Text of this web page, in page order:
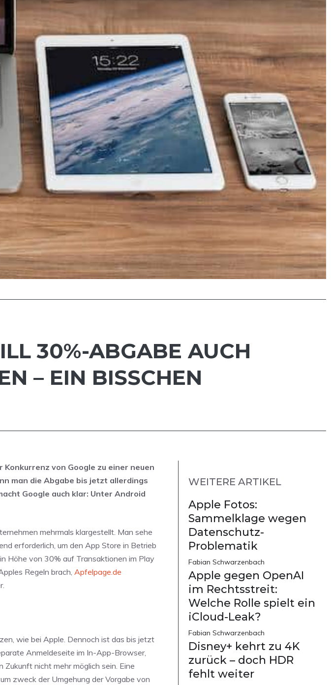
30%-ABGABE AUCH
– EIN BISSCHEN
von Google zu einer neuen
man die Abgabe bis jetzt allerdings
Google auch klar: Unter Android
mehrmals klargestellt. Man sehe
erforderlich, um den App Store in Betrieb
Höhe von 30% auf Transaktionen im Play
Regeln brach, Apfelpage.de
wie bei Apple. Dennoch ist das bis jetzt
Anmeldeseite im In-App-Browser,
Zukunft nicht mehr möglich sein. Eine
zweck der Umgehung der Vorgabe von
WEITERE ARTIKEL
Apple Fotos:
Sammelklage wegen
Datenschutz-
Problematik
Fabian Schwarzenbach
Apple gegen OpenAI
im Rechtsstreit:
Welche Rolle spielt ein
iCloud-Leak?
Fabian Schwarzenbach
Disney+ kehrt zu 4K
zurück – doch HDR
fehlt weiter